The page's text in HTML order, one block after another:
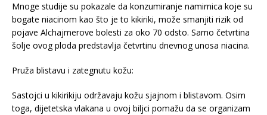
Mnoge studije su pokazale da konzumiranje namirnica koje su
bogate niacinom kao što je to kikiriki, može smanjiti rizik od
pojave Alchajmerove bolesti za oko 70 odsto. Samo četvrtina
šolje ovog ploda predstavlja četvrtinu dnevnog unosa niacina.
Pruža blistavu i zategnutu kožu:
Sastojci u kikirikiju održavaju kožu sjajnom i blistavom. Osim
toga, dijetetska vlakana u ovoj biljci pomažu da se organizam